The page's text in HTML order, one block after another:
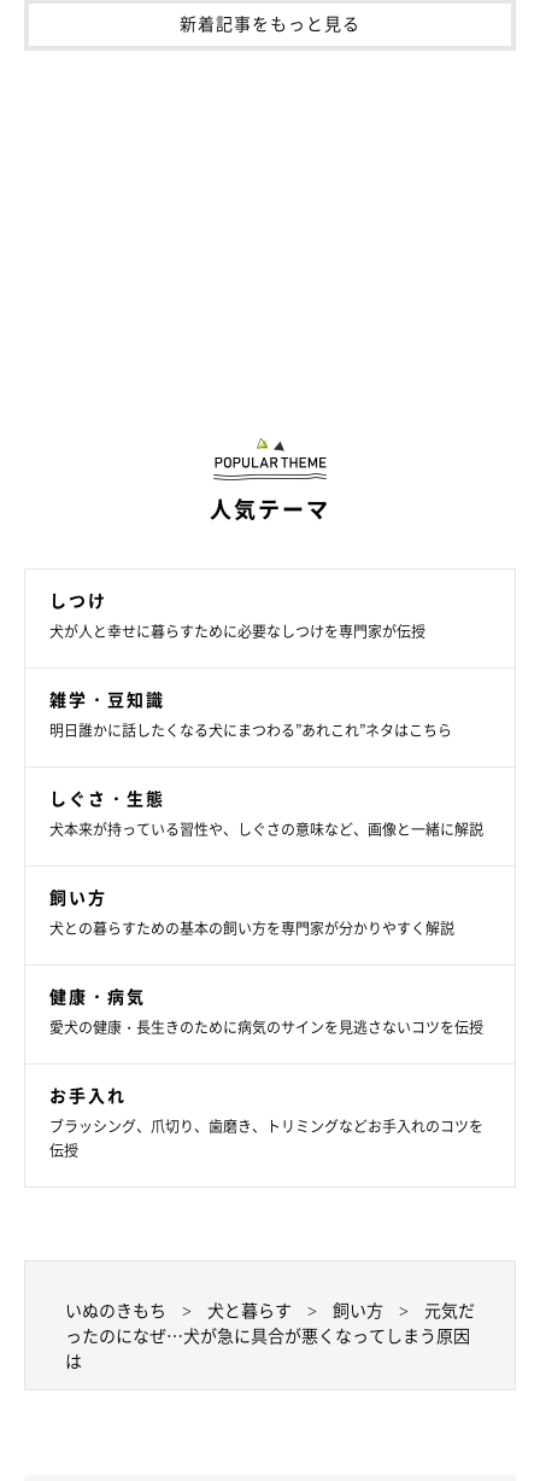
一刻を争う可能性がある犬の症状例
飼い主さんとしては、「愛犬がどんな様子だと一刻を争う状況な
状況にもよりますが、たとえば……
荒い息
大量のよだれ
苦しそうな呼吸
意識が混濁している
足腰が立たない
横になったまま動けない
などといった症状は、異変のサイン。こうした様子を見ると、犬
がいつもと違う状態で具合が悪いと、飼い主さんも感じられるで
しょう。
新着記事をもっと見る
人気テーマ
しつけ
犬が人と幸せに暮らすために必要なしつけを専門家が伝授
雑学・豆知識
明日誰かに話したくなる犬にまつわる”あれこれ”ネタはこちら
しぐさ・生態
犬本来が持っている習性や、しぐさの意味など、画像と一緒に解説
飼い方
犬との暮らすための基本の飼い方を専門家が分かりやすく解説
健康・病気
愛犬の健康・長生きのために病気のサインを見逃さないコツを伝授
お手入れ
ブラッシング、爪切り、歯磨き、トリミングなどお手入れのコツを
伝授
いぬのきもち 犬と暮らす 飼い方
元気だ
ったのになぜ…犬が急に具合が悪くなってしまう原因
は